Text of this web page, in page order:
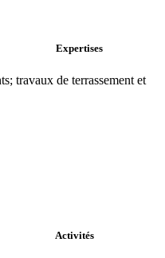
Expertises
travaux de terrassement et
Activités